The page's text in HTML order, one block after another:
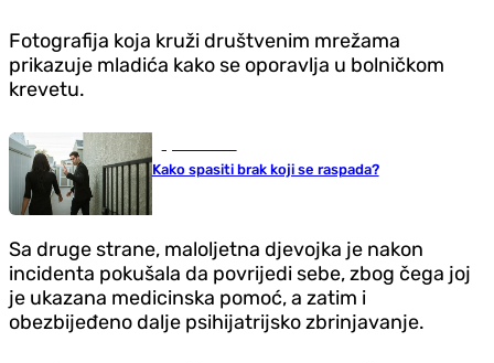
Fotografija koja kruži društvenim mrežama
prikazuje mladića kako se oporavlja u bolničkom
krevetu.
Kako spasiti brak koji se raspada?
Sa druge strane, maloljetna djevojka je nakon
incidenta pokušala da povrijedi sebe, zbog čega joj
je ukazana medicinska pomoć, a zatim i
obezbijeđeno dalje psihijatrijsko zbrinjavanje.